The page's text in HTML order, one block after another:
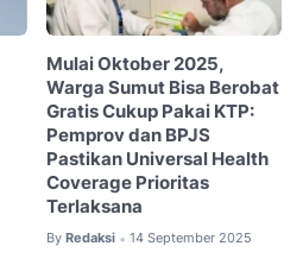
Mulai Oktober 2025,
Warga Sumut Bisa Berobat
Gratis Cukup Pakai KTP:
Pemprov dan BPJS
Pastikan Universal Health
Coverage Prioritas
Terlaksana
By Redaksi • 14 September 2025